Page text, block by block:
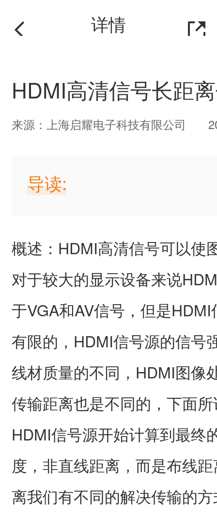
详情
HDMI高清信号长距
来源：上海启耀电子科技有限公司
导读:
概述：HDMI高清信号可以使
对于较大的显示设备来说
于VGA和AV信号，但是
有限的，HDMI信号源的信号
线材质量的不同，HDMI图像
传输距离也是不同的，下面
HDMI信号源开始计算到最终
度，非直线距离，而是布线
离我们有不同的解决传输的